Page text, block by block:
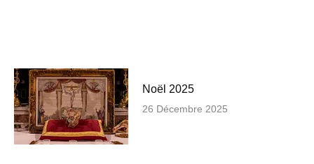
Noël 2025
26 Décembre 2025